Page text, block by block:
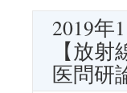
2019年
【放
医問研